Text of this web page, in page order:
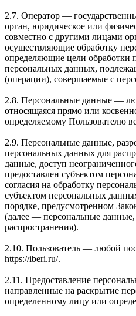
2.7. Оператор —
орган, юридическое или
совместно с другими лицами
осуществляющие обработку
определяющие цели обработки
персональных данных,
(операции), совершаемые с
2.8. Персональные данные —
относящаяся прямо или
определяемому Пользователю
2.9. Персональные данные,
персональных данных для
данные, доступ
предоставлен субъектом
согласия на обработку
субъектом персональных
порядке, предусмотренном
(далее — персональные
распространения).
2.10. Пользователь — любой
https://iberi.ru/.
2.11. Предоставление
направленные на раскрытие
определенному лицу или